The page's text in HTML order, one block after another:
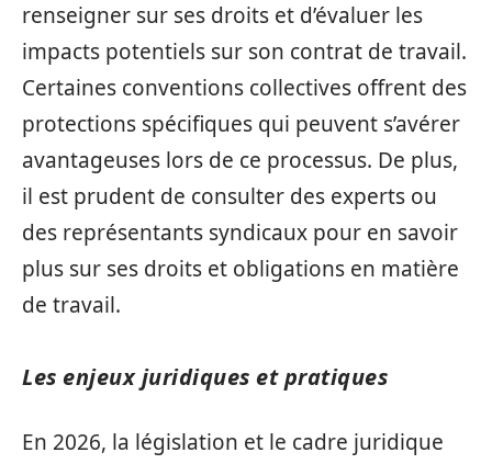
renseigner sur ses droits et d’évaluer les
impacts potentiels sur son contrat de travail.
Certaines conventions collectives offrent des
protections spécifiques qui peuvent s’avérer
avantageuses lors de ce processus. De plus,
il est prudent de consulter des experts ou
des représentants syndicaux pour en savoir
plus sur ses droits et obligations en matière
de travail.
Les enjeux juridiques et pratiques
En 2026, la législation et le cadre juridique